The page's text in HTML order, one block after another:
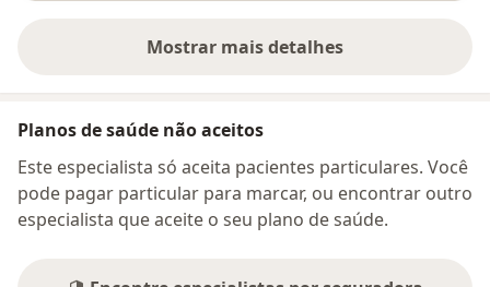
Mostrar mais detalhes
sobre o endereço
Planos de saúde não aceitos
Este especialista só aceita pacientes particulares. Você
pode pagar particular para marcar, ou encontrar outro
especialista que aceite o seu plano de saúde.